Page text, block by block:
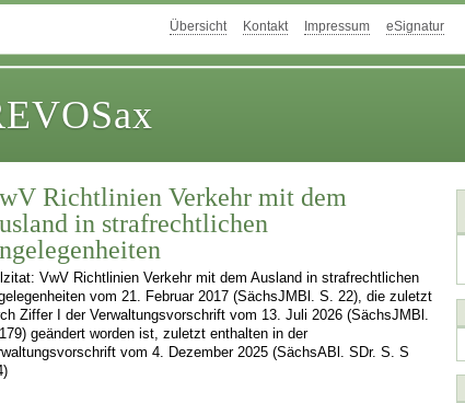
Übersicht Kontakt Impressum eSignatur
Richtlinien Verkehr mit dem
in strafrechtlichen
VwV Richtlinien Verkehr mit dem Ausland in strafrechtlichen
vom 21. Februar 2017 (SächsJMBl. S. 22), die zuletzt
Ziffer I der Verwaltungsvorschrift vom 13. Juli 2026 (SächsJMBl.
geändert worden ist, zuletzt enthalten in der
vom 4. Dezember 2025 (SächsABl. SDr. S. S